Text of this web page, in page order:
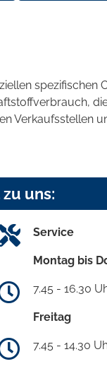
spezifischen
Verkaufsstellen
uns:
Service
Montag bis
7.45 - 16.30
Freitag
7.45 - 14.30